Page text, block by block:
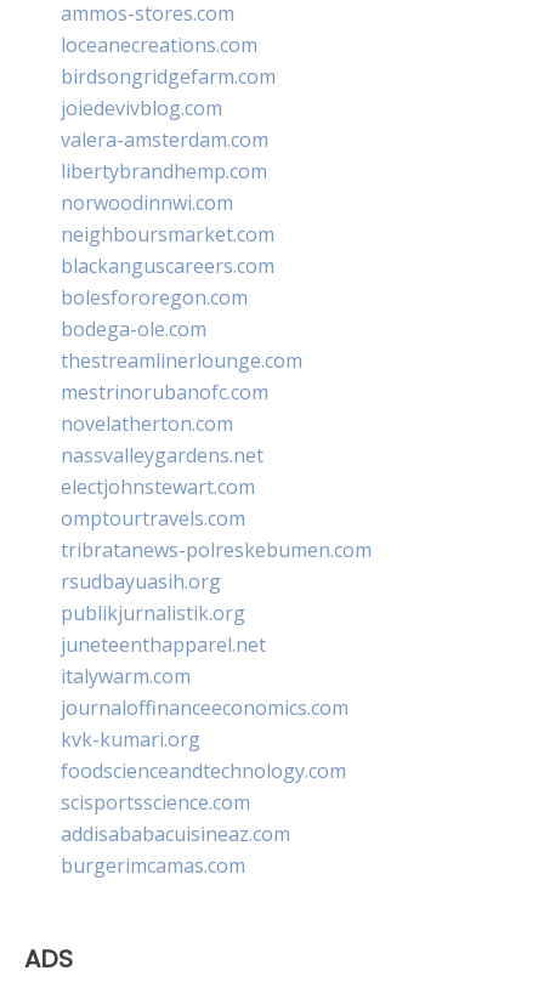
ammos-stores.com
loceanecreations.com
birdsongridgefarm.com
joiedevivblog.com
valera-amsterdam.com
libertybrandhemp.com
norwoodinnwi.com
neighboursmarket.com
blackanguscareers.com
bolesfororegon.com
bodega-ole.com
thestreamlinerlounge.com
mestrinorubanofc.com
novelatherton.com
nassvalleygardens.net
electjohnstewart.com
omptourtravels.com
tribratanews-polreskebumen.com
rsudbayuasih.org
publikjurnalistik.org
juneteenthapparel.net
italywarm.com
journaloffinanceeconomics.com
kvk-kumari.org
foodscienceandtechnology.com
scisportsscience.com
addisababacuisineaz.com
burgerimcamas.com
ADS